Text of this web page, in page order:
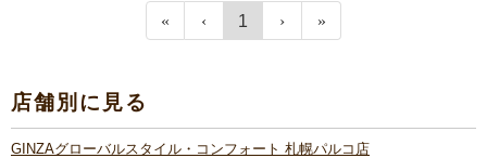
1
店舗別に見る
GINZAグローバルスタイル・コンフォート 札幌パルコ店